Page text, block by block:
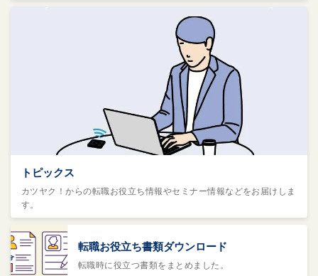
トピックス
カツヤク！からの転職お役立ち情報やセミナー情報などをお届けしま
す。
転職お役立ち書類ダウンロード
転職時に役立つ書類をまとめました。